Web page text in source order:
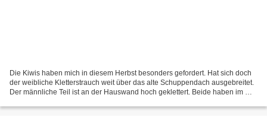
Die Kiwis haben mich in diesem Herbst besonders gefordert. Hat sich doch
der weibliche Kletterstrauch weit über das alte Schuppendach ausgebreitet.
Der männliche Teil ist an der Hauswand hoch geklettert. Beide haben im Mai